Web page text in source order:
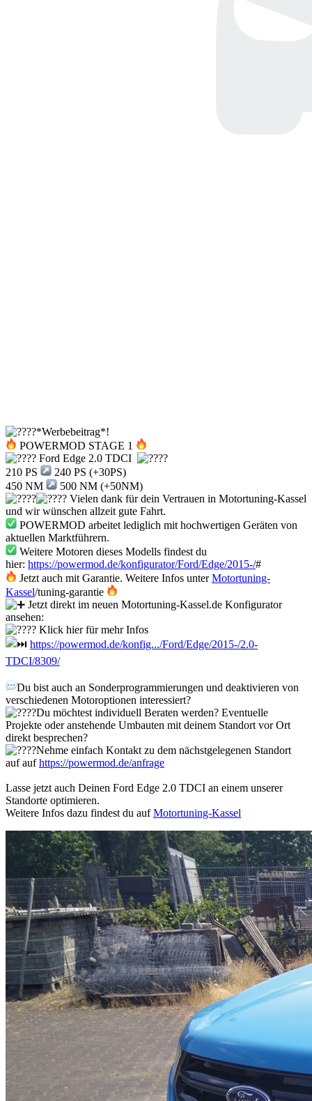
*Werbebeitrag*!
POWERMOD STAGE 1
Ford Edge 2.0 TDCI
210 PS
240 PS (+30PS)
450 NM
500 NM (+50NM)
Vielen dank für dein Vertrauen in Motortuning-Kassel
und wir wünschen allzeit gute Fahrt.
POWERMOD arbeitet lediglich mit hochwertigen Geräten von
aktuellen Marktführern.
Weitere Motoren dieses Modells findest du
hier: https://powermod.de/konfigurator/Ford/Edge/2015-/#
Jetzt auch mit Garantie. Weitere Infos unterMotortuning-
Kassel/tuning-garantie
Jetzt direkt im neuen Motortuning-Kassel.de Konfigurator
ansehen:
Klick hier für mehr Infos
https://powermod.de/konfig.../Ford/Edge/2015-/2.0-
TDCI/8309/
Du bist auch an Sonderprogrammierungen und deaktivieren von
verschiedenen Motoroptionen interessiert?
Du möchtest individuell Beraten werden? Eventuelle
Projekte oder anstehende Umbauten mit deinem Standort vor Ort
direkt besprechen?
Nehme einfach Kontakt zu dem nächstgelegenen Standort
auf aufhttps://powermod.de/anfrage
Lasse jetzt auch Deinen Ford Edge 2.0 TDCI an einem unserer
Standorte optimieren.
Weitere Infos dazu findest du aufMotortuning-Kassel